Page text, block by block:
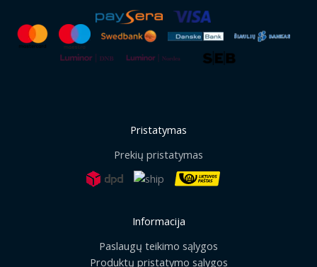
Pristatymas
Prekių pristatymas
Informacija
Paslaugų teikimo sąlygos
Produktų pristatymo sąlygos